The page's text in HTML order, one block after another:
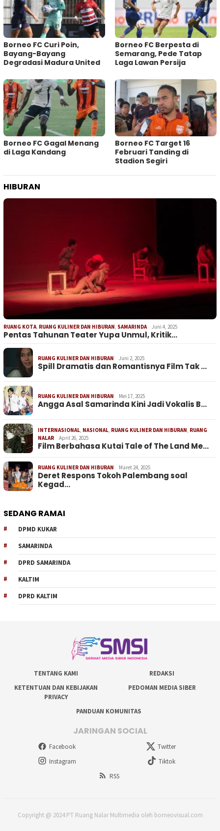
Borneo FC Curi Poin,
Bayang-Bayang
Degradasi Madura United
Borneo FC Berpesta di
Semarang, Pede Tatap
Laga Lawan Persija
Borneo FC Gagal Menang
di Laga Kandang
Borneo FC Target 16
Februari Tanding di
Stadion Segiri
HIBURAN
RUANG KOTA, RUANG KULINER DAN HIBURAN, SAMARINDA Juni 4, 2025
Pentas Tahunan Teater Yupa Unmul, Kritik…
RUANG KULINER DAN HIBURAN Juni 2, 2025
Spill Dramatis dan Romantisnya Film Tak …
RUANG KULINER DAN HIBURAN Mei 17, 2025
Angga Asal Samarinda Kini Jadi Vokalis B…
INTERNASIONAL, NASIONAL, RUANG KULINER DAN HIBURAN, RUANG
NALAR
April 26, 2025
Film Berbahasa Kutai Tale of The Land Me…
RUANG KULINER DAN HIBURAN Maret 24, 2025
Deret Respons Tokoh Palembang soal
Kegad…
SEDANG RAMAI
DPMD KUKAR
SAMARINDA
DPRD SAMARINDA
KALTIM
DPRD KALTIM
TENTANG KAMI
REDAKSI
KETENTUAN DAN KEBIJAKAN
PRIVACY
PEDOMAN MEDIA SIBER
PANDUAN KOMUNITAS
JARINGAN SOCIAL
Facebook
Twitter
Instagram
Tiktok
RSS
Copyright @ 2024 PT Ruang Nalar Multimedia oleh borneovisual.com